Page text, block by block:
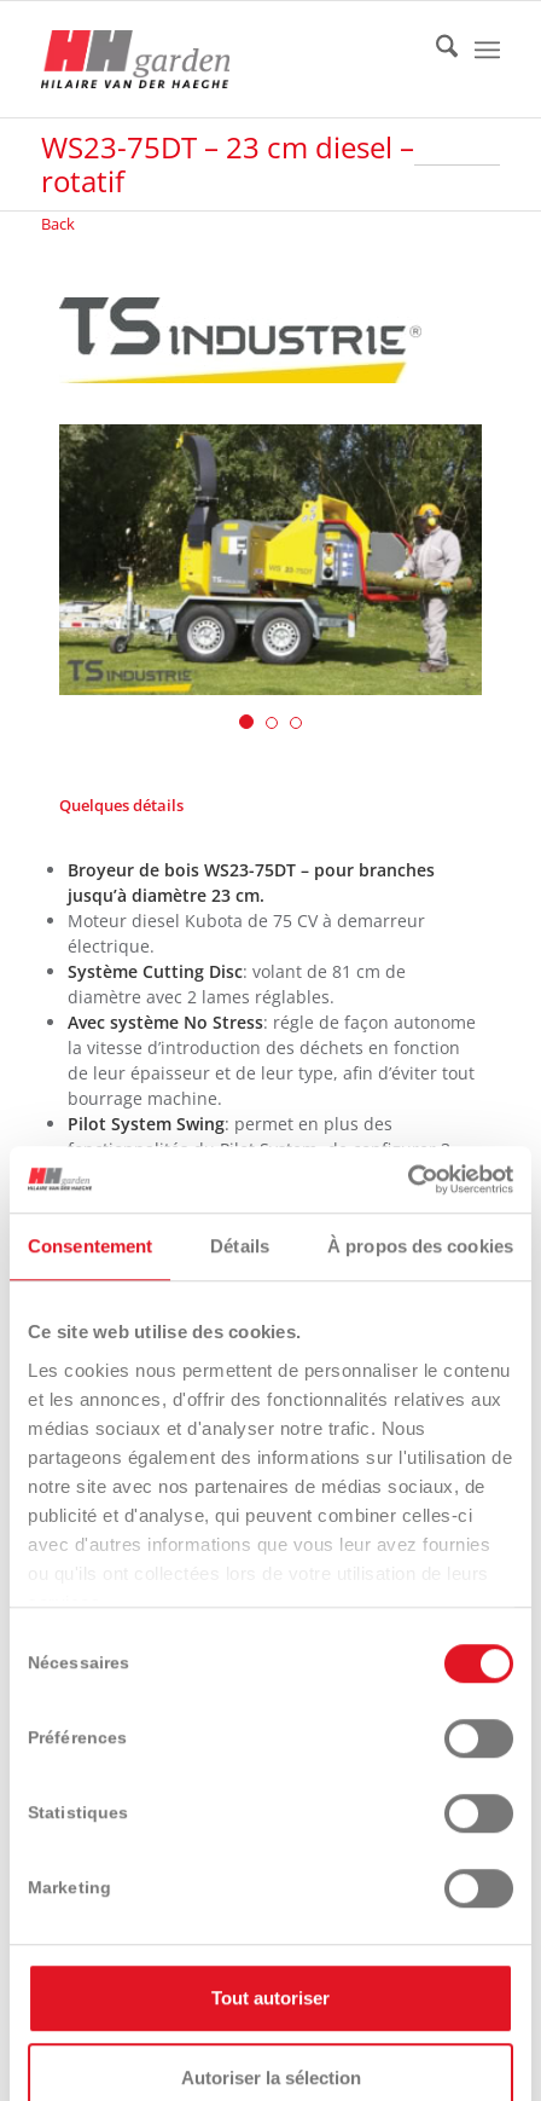
Consentement Détails À propos des cookies
Ce site web utilise des cookies.
Les cookies nous permettent de personnaliser le contenu
et les annonces, d'offrir des fonctionnalités relatives aux
médias sociaux et d'analyser notre trafic. Nous
partageons également des informations sur l'utilisation de
notre site avec nos partenaires de médias sociaux, de
publicité et d'analyse, qui peuvent combiner celles-ci
avec d'autres informations que vous leur avez fournies
ou qu'ils ont collectées lors de votre utilisation de leurs
services.
Nécessaires
Préférences
Statistiques
Marketing
Tout autoriser
Autoriser la sélection
WS23-75DT – 23 cm diesel –
rotatif
Back
Quelques détails
Broyeur de bois WS23-75DT – pour branches
jusqu’à diamètre 23 cm.
Moteur diesel Kubota de 75 CV à demarreur
électrique.
Système Cutting Disc: volant de 81 cm de
diamètre avec 2 lames réglables.
Avec système No Stress: régle de façon autonome
la vitesse d’introduction des déchets en fonction
de leur épaisseur et de leur type, afin d’éviter tout
bourrage machine.
Pilot System Swing: permet en plus des
fonctionnalités du Pilot System, de configurer 3
plages moteur correspondant à 3 plages de
d’utilisateurs et de la configuration du chantier.
Commandes électriques qui permettent d’activer
le rouleau ameneur.
Cheminée orientable 270° – s’adapte à la
configuration de vos chantiers.
Broyeur rotatif à 270° par rapport à sa base.
INTERACTIONS
Caractéristiques